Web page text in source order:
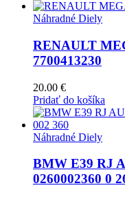
Náhradné Diely
RENAULT
7700413230
20.00 €
Pridať do košíka
Náhradné Diely
BMW E39 RJ
0260002360 0